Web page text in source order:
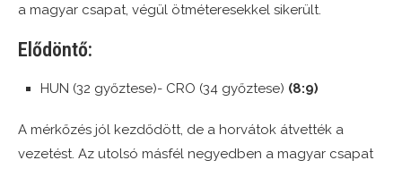
a magyar csapat, végül ötméteresekkel sikerült.
Elődöntő:
HUN (32 győztese)- CRO (34 győztese) (8:9)
A mérkőzés jól kezdődött, de a horvátok átvették a
vezetést. Az utolsó másfél negyedben a magyar csapat